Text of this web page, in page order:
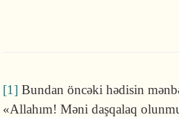
[1] Bundan öncəki hədisin
«Allahım! Məni daşqa­laq